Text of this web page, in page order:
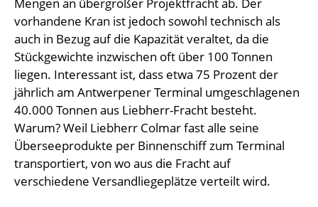
vorhandene Kran ist jedoch sowohl technisch als
auch in Bezug auf die Kapazität veraltet, da die
Stückgewichte inzwischen oft über 100 Tonnen
liegen. Interessant ist, dass etwa 75 Prozent der
jährlich am Antwerpener Terminal umgeschlagenen
40.000 Tonnen aus Liebherr-Fracht besteht.
Warum? Weil Liebherr Colmar fast alle seine
Überseeprodukte per Binnenschiff zum Terminal
transportiert, von wo aus die Fracht auf
verschiedene Versandliegeplätze verteilt wird.